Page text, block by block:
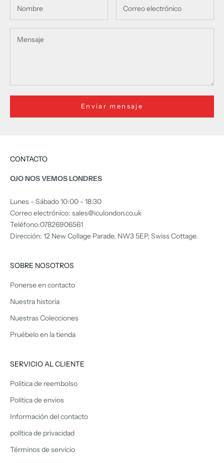
Enviar mensaje
CONTACTO
OJO NOS VEMOS LONDRES
Lunes - Sábado 10:00 - 18:30
Correo electrónico: sales@iculondon.co.uk
Teléfono:07826906561
Dirección: 12 New Collage Parade, NW3 5EP, Swiss Cottage.
SOBRE NOSOTROS
Ponerse en contacto
Nuestra historia
Nuestras Colecciones
Pruébelo en la tienda
SERVICIO AL CLIENTE
Politica de reembolso
Politica de envios
Información del contacto
política de privacidad
Términos de servicio